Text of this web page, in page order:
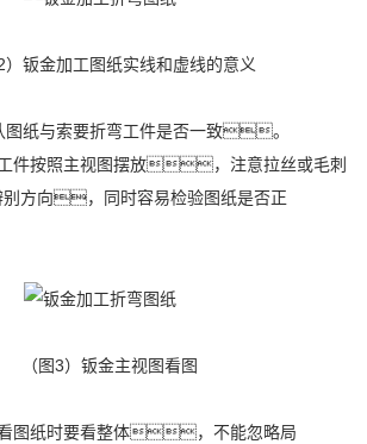
钣金加工图纸实线和虚线的意义
纸与索要折弯工件是否一致。
按照主视图摆放，注意拉丝或毛刺
方向，同时容易检验图纸是否正
（图3） 钣金主视图看图
时要看整体，不能忽略局